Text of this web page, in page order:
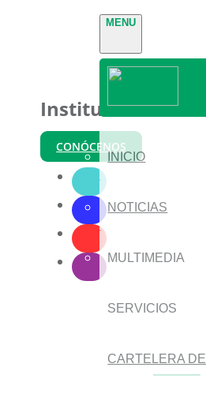
MENU
INICIO
NOTICIAS
MULTIMEDIA
SERVICIOS
CARTELERA
Instituto Nacional
CONÓCENOS